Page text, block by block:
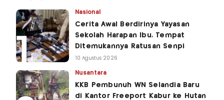
Nasional
Cerita Awal Berdirinya Yayasan
Sekolah Harapan Ibu, Tempat
Ditemukannya Ratusan Senpi
10 Agustus 2026
Nusantara
KKB Pembunuh WN Selandia Baru
di Kantor Freeport Kabur ke Hutan